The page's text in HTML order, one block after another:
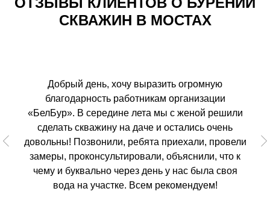
СКВАЖИН В МОСТАХ
Добрый день, хочу выразить огромную
благодарность работникам организации
«БелБур». В середине лета мы с женой решили
сделать скважину на даче и остались очень
довольны! Позвонили, ребята приехали, провели
замеры, проконсультировали, объяснили, что к
чему и буквально через день у нас была своя
вода на участке. Всем рекомендуем!